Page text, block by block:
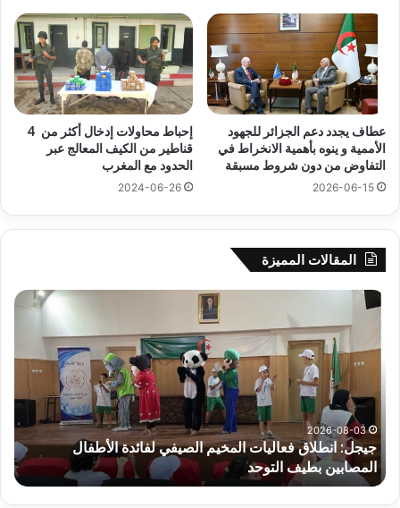
عطاف يجدد دعم الجزائر للجهود
الأممية و ينوه بأهمية الانخراط في
التفاوض من دون شروط مسبقة
2026-06-15
إحباط محاولات إدخال أكثر من 4
قناطير من الكيف المعالج عبر
الحدود مع المغرب
2024-06-26
المقالات المميزة
جيجل:
المخيم
لفائدة
الأطفال
المصابين
بطيف
التوحد
2026-08-03
جيجل: انطلاق فعاليات المخيم الصيفي لفائدة الأطفال
المصابين بطيف التوحد